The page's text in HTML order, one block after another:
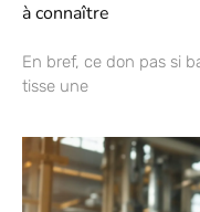
à connaître
En bref, ce don pas si
tisse une